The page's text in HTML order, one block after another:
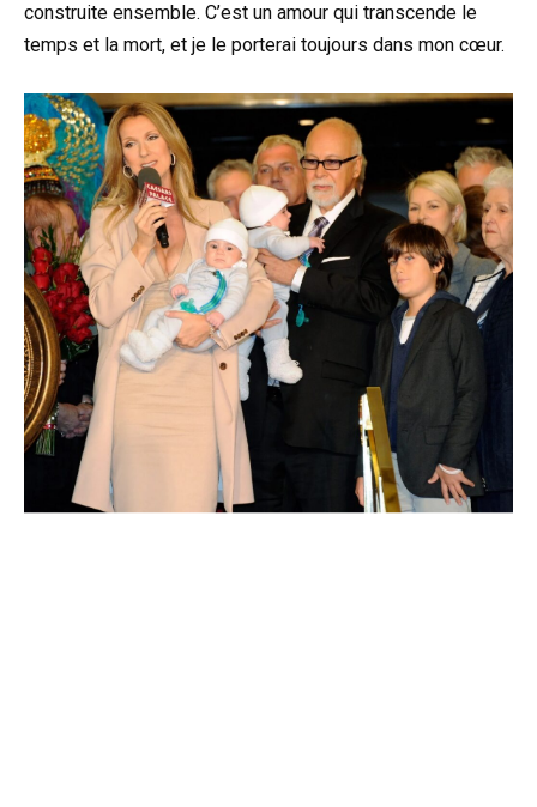
construite ensemble. C’est un amour qui transcende le
temps et la mort, et je le porterai toujours dans mon cœur.